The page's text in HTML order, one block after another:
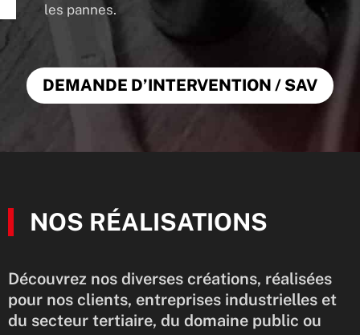
les pannes.
DEMANDE D’INTERVENTION / SAV
NOS RÉALISATIONS
Découvrez nos diverses créations, réalisées
pour nos clients, entreprises industrielles et
du secteur tertiaire, du domaine public ou